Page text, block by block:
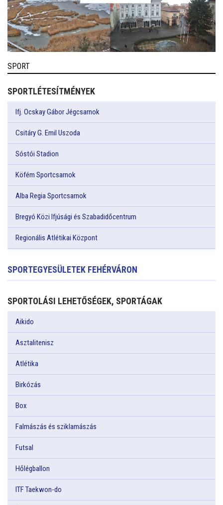
SPORT
SPORTLÉTESÍTMÉNYEK
Ifj. Ocskay Gábor Jégcsarnok
Csitáry G. Emil Uszoda
Sóstói Stadion
Köfém Sportcsarnok
Alba Regia Sportcsarnok
Bregyó Közi Ifjúsági és Szabadidőcentrum
Regionális Atlétikai Központ
SPORTEGYESÜLETEK FEHÉRVÁRON
SPORTOLÁSI LEHETŐSÉGEK, SPORTÁGAK
Aikido
Asztalitenisz
Atlétika
Birkózás
Box
Falmászás és sziklamászás
Futsal
Hőlégballon
ITF Taekwon-do